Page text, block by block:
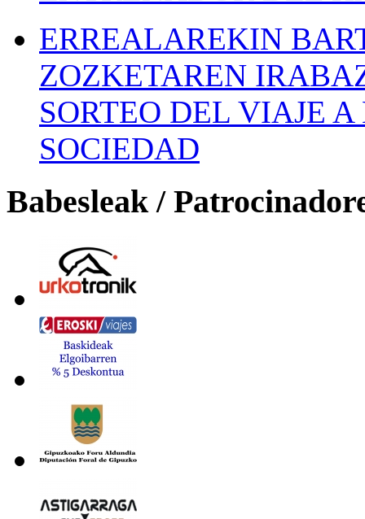
ERREALAREKIN
ZOZKETAREN
SORTEO DEL VIAJE
SOCIEDAD
Babesleak /